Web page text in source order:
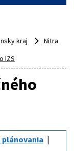
kraj
Nitra
IZS
plánovania